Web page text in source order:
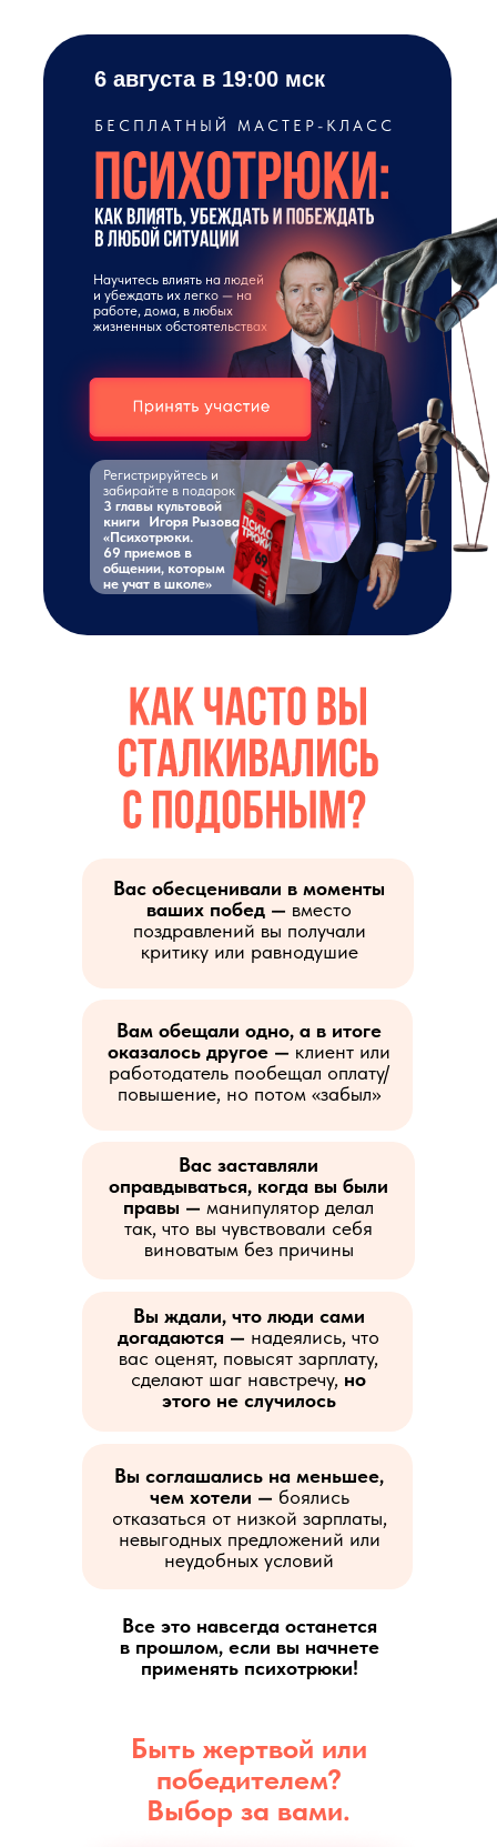
Научитесь влиять на людей
и убеждать их легко — на
работе, дома, в любых
жизненных обстоятельствах
БЕСПЛАТНЫЙ МАСТЕР-КЛАСС
Регистрируйтесь и
забирайте в подарок
3 главы культовой
книги Игоря Рызова
«Психотрюки.
69 приемов в
общении, которым
не учат в школе»
6 августав 19:00 мск
Вас обесценивали в моменты
ваших побед — вместо
поздравлений вы получали
критику или равнодушие
Вам обещали одно, а в итоге
оказалось другое — клиент или
работодатель пообещал оплату/
повышение, но потом «забыл»
Вас заставляли
оправдываться, когда вы были
правы — манипулятор делал
так, что вы чувствовали себя
виноватым без причины
Вы ждали, что люди сами
догадаются — надеялись, что
вас оценят, повысят зарплату,
сделают шаг навстречу, но
этого не случилось
Вы соглашались на меньшее,
чем хотели — боялись
отказаться от низкой зарплаты,
невыгодных предложений или
неудобных условий
Быть жертвой или
победителем?
Выбор за вами.
Все это навсегда останется
в прошлом, если вы начнете
применять психотрюки!